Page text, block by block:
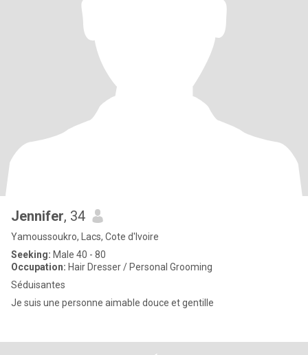
Jennifer, 34
Yamoussoukro, Lacs, Cote d'Ivoire
Seeking: Male 40 - 80
Occupation: Hair Dresser / Personal Grooming
Séduisantes
Je suis une personne aimable douce et gentille